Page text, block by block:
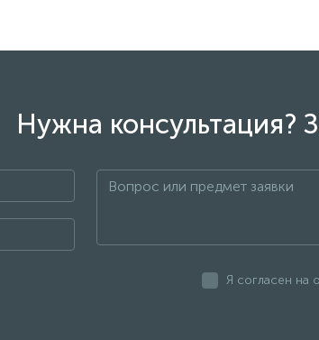
Нужна консультация?
Я согласен на